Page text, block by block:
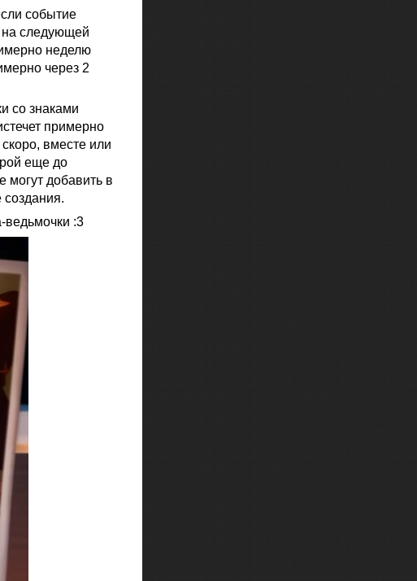
событие
на следующей
неделю
через 2
со знаками
примерно
вместе или
еще до
могут добавить в
создания.
:3